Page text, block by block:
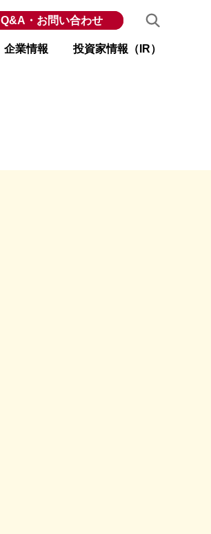
企業情報 投資家情報（IR）
Q&A・お問い合わせ